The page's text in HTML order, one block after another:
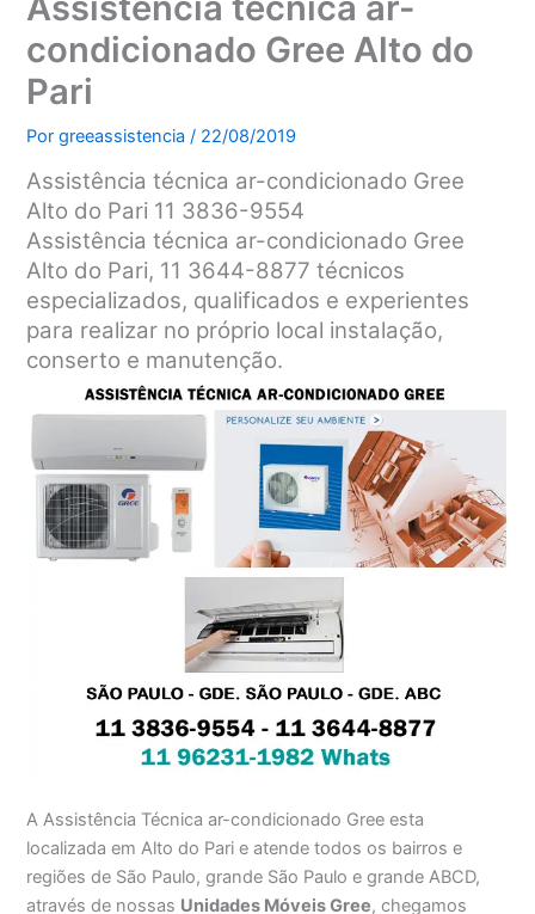
condicionado Gree Alto do
Pari
Porgreeassistencia/ 22/08/2019
Assistência técnica ar-condicionado Gree
Alto do Pari 11 3836-9554
Assistência técnica ar-condicionado Gree
Alto do Pari, 11 3644-8877 técnicos
especializados, qualificados e experientes
para realizar no próprio local instalação,
conserto e manutenção.
A Assistência Técnica ar-condicionado Gree esta
localizada em Alto do Pari e atende todos os bairros e
regiões de São Paulo, grande São Paulo e grande ABCD,
através de nossas Unidades Móveis Gree, chegamos